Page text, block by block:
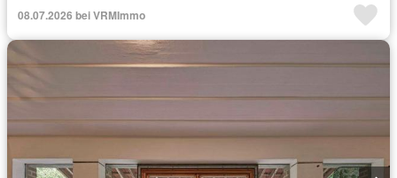
08.07.2026 bei VRMImmo